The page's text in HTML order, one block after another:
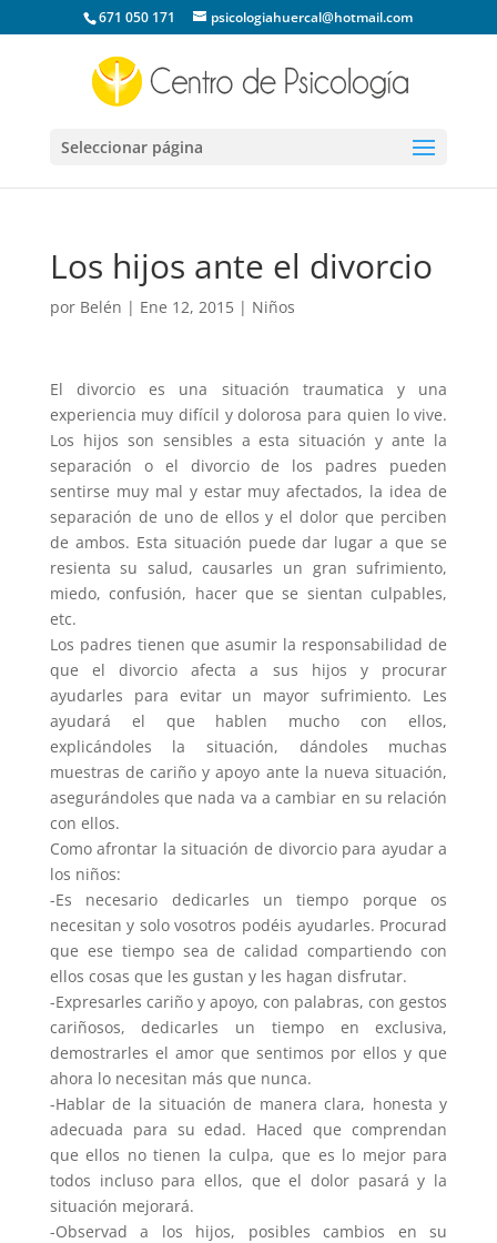
671 050 171 psicologiahuercal@hotmail.com
Seleccionar página
Los hijos ante el divorcio
por Belén | Ene 12, 2015| Niños
El divorcio es una situación traumatica y una
experiencia muy difícil y dolorosa para quien lo vive.
Los hijos son sensibles a esta situación y ante la
separación o el divorcio de los padres pueden
sentirse muy mal y estar muy afectados, la idea de
separación de uno de ellos y el dolor que perciben
de ambos. Esta situación puede dar lugar a que se
resienta su salud, causarles un gran sufrimiento,
miedo, confusión, hacer que se sientan culpables,
etc.
Los padres tienen que asumir la responsabilidad de
que el divorcio afecta a sus hijos y procurar
ayudarles para evitar un mayor sufrimiento. Les
ayudará el que hablen mucho con ellos,
explicándoles la situación, dándoles muchas
muestras de cariño y apoyo ante la nueva situación,
asegurándoles que nada va a cambiar en su relación
con ellos.
Como afrontar la situación de divorcio para ayudar a
los niños:
-Es necesario dedicarles un tiempo porque os
necesitan y solo vosotros podéis ayudarles. Procurad
que ese tiempo sea de calidad compartiendo con
ellos cosas que les gustan y les hagan disfrutar.
-Expresarles cariño y apoyo, con palabras, con gestos
cariñosos, dedicarles un tiempo en exclusiva,
demostrarles el amor que sentimos por ellos y que
ahora lo necesitan más que nunca.
-Hablar de la situación de manera clara, honesta y
adecuada para su edad. Haced que comprendan
que ellos no tienen la culpa, que es lo mejor para
todos incluso para ellos, que el dolor pasará y la
situación mejorará.
-Observad a los hijos, posibles cambios en su